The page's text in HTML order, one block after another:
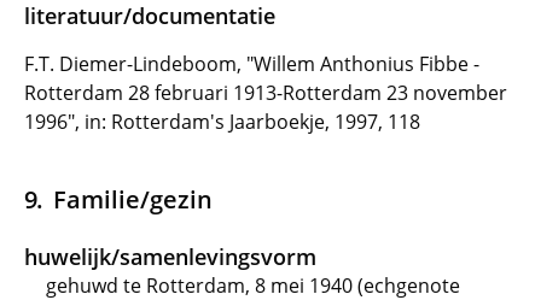
literatuur/documentatie
F.T. Diemer-Lindeboom, "Willem Anthonius Fibbe -
Rotterdam 28 februari 1913-Rotterdam 23 november
1996", in: Rotterdam's Jaarboekje, 1997, 118
Familie/gezin
huwelijk/samenlevingsvorm
gehuwd te Rotterdam, 8 mei 1940 (echgenote